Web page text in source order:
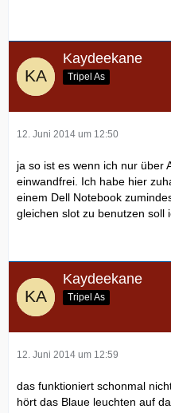
Kaydeekane
Tripel As
12. Juni 2014 um 12:50
ja so ist es wenn ich nur über
einwandfrei. Ich habe hier
einem Dell Notebook
gleichen slot zu benutzen soll
Kaydeekane
Tripel As
12. Juni 2014 um 12:59
das funktioniert schonmal
hört das Blaue leuchten auf